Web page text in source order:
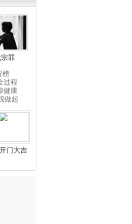
罪
榜
过程
健康
做起
开门大吉